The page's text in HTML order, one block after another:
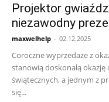
Projektor
niezawodny
maxwelhelp - 02.12.2025
Coroczne wyprzedaże z
stanowią doskonałą
świątecznych, a jednym z
się...